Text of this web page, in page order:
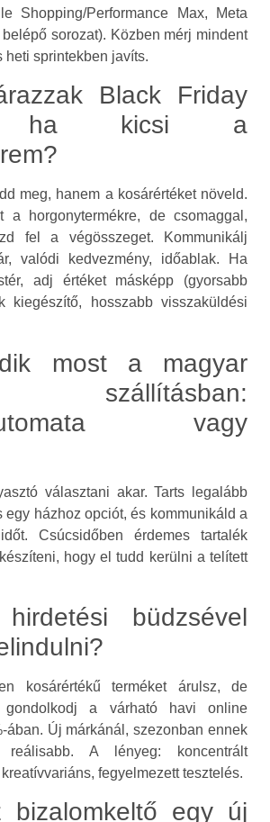
Shopping/Performance Max, Meta
belépő sorozat). Közben mérj mindent
heti sprintekben javíts.
Black Friday
ha kicsi a
meg, hanem a kosárértéket növeld.
a horgonytermékre, de csomaggal,
fel a végösszeget. Kommunikálj
valódi kedvezmény, időablak. Ha
adj értéket másképp (gyorsabb
kiegészítő, hosszabb visszaküldési
most a magyar
szállításban:
vagy
választani akar. Tarts legalább
egy házhoz opciót, és kommunikáld a
Csúcsidőben érdemes tartalék
hogy el tudd kerülni a telített
büdzsével
kosárértékű terméket árulsz, de
gondolkodj a várható havi online
ában. Új márkánál, szezonban ennek
A lényeg: koncentrált
fegyelmezett tesztelés.
bizalomkeltő egy új